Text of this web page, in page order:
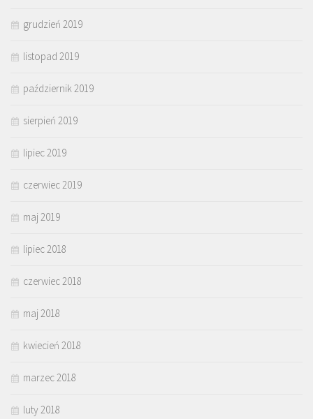
grudzień 2019
listopad 2019
październik 2019
sierpień 2019
lipiec 2019
czerwiec 2019
maj 2019
lipiec 2018
czerwiec 2018
maj 2018
kwiecień 2018
marzec 2018
luty 2018